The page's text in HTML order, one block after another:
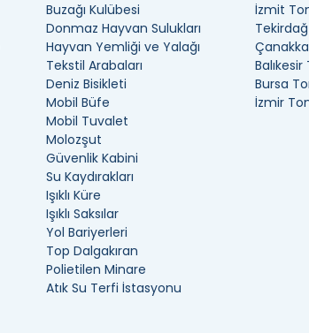
Buzağı Kulübesi
Donmaz Hayvan Sulukları
Hayvan Yemliği ve Yalağı
Tekstil Arabaları
Deniz Bisikleti
Mobil Büfe
Mobil Tuvalet
Molozşut
Güvenlik Kabini
Su Kaydırakları
Işıklı Küre
Işıklı Saksılar
Yol Bariyerleri
Top Dalgakıran
Polietilen Minare
Atık Su Terfi İstasyonu
İzmit
Bursa
İzmir